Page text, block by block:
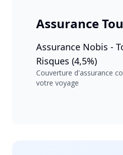
Assurance
Assurance Nobis -
Risques (4,5%)
Couverture d'assurance
votre voyage